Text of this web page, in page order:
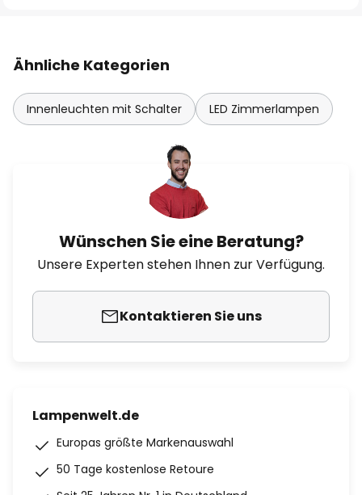
Ähnliche Kategorien
Innenleuchten mit Schalter LED Zimmerlampen
Wünschen Sie eine Beratung?
Unsere Experten stehen Ihnen zur Verfügung.
Kontaktieren Sie uns
Lampenwelt.de
Europas größte Markenauswahl
50 Tage kostenlose Retoure